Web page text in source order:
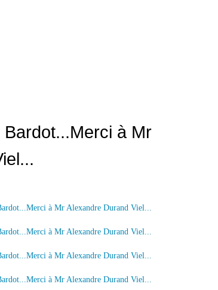
à Mr